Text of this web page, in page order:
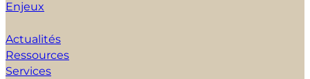
Enjeux
Actualités
Ressources
Services